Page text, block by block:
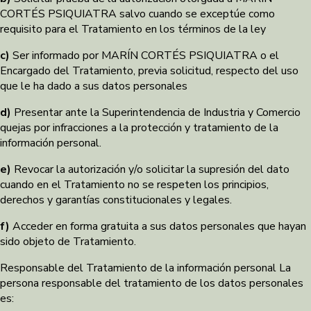
CORTÉS PSIQUIATRA salvo cuando se exceptúe como
requisito para el Tratamiento en los términos de la ley
c) Ser informado por MARÍN CORTÉS PSIQUIATRA o el
Encargado del Tratamiento, previa solicitud, respecto del uso
que le ha dado a sus datos personales
d) Presentar ante la Superintendencia de Industria y Comercio
quejas por infracciones a la protección y tratamiento de la
información personal.
e) Revocar la autorización y/o solicitar la supresión del dato
cuando en el Tratamiento no se respeten los principios,
derechos y garantías constitucionales y legales.
f) Acceder en forma gratuita a sus datos personales que hayan
sido objeto de Tratamiento.
Responsable del Tratamiento de la información personal La
persona responsable del tratamiento de los datos personales
es: